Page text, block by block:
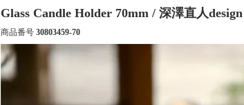
Glass Candle Holder 70mm / 深澤直人design
商品番号 30803459-70